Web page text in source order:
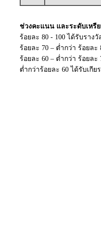
ช่วงคะแนน และระดับเหรี
ร้อยละ 80 - 100 ได้รับราง
ร้อยละ 70 – ต่ำกว่า ร้อยล
ร้อยละ 60 – ต่ำกว่า ร้อยล
ต่ำกว่าร้อยละ 60 ได้รับเกี